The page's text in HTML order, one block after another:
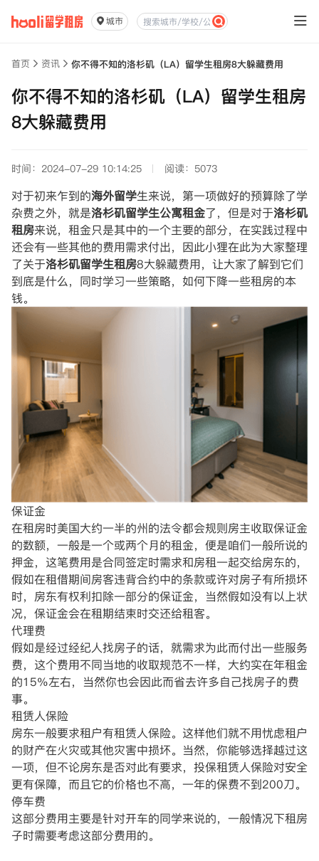
城市
首页 资讯 你不得不知的洛杉矶（LA）留学生租房8大躲藏费用
你不得不知的洛杉矶（LA）留学生租房
8大躲藏费用
时间：2024-07-29 10:14:25 阅读：5073
对于初来乍到的海外留学生来说，第一项做好的预算除了学
杂费之外，就是洛杉矶留学生公寓租金了，但是对于洛杉矶
租房来说，租金只是其中的一个主要的部分，在实践过程中
还会有一些其他的费用需求付出，因此小狸在此为大家整理
了关于洛杉矶留学生租房8大躲藏费用，让大家了解到它们
到底是什么，同时学习一些策略，如何下降一些租房的本
钱。
保证金
在租房时美国大约一半的州的法令都会规则房主收取保证金
的数额，一般是一个或两个月的租金，便是咱们一般所说的
押金，这笔费用是合同签定时需求和房租一起交给房东的，
假如在租借期间房客违背合约中的条款或许对房子有所损坏
时，房东有权利扣除一部分的保证金，当然假如没有以上状
况，保证金会在租期结束时交还给租客。
代理费
假如是经过经纪人找房子的话，就需求为此而付出一些服务
费，这个费用不同当地的收取规范不一样，大约实在年租金
的15%左右，当然你也会因此而省去许多自己找房子的费
事。
租赁人保险
房东一般要求租户有租赁人保险。这样他们就不用忧虑租户
的财产在火灾或其他灾害中损坏。当然，你能够选择越过这
一项，但不论房东是否对此有要求，投保租赁人保险对安全
更有保障，而且它的价格也不高，一年的保费不到200刀。
停车费
这部分费用主要是针对开车的同学来说的，一般情况下租房
子时需要考虑这部分费用的。